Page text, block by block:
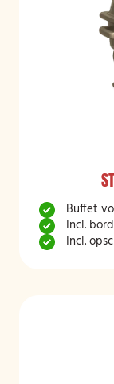
Buffet
Incl.
Incl.